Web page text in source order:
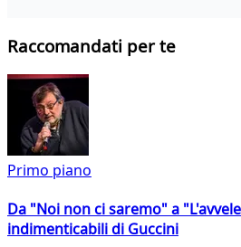
Raccomandati per te
Primo piano
Da "Noi non ci saremo" a
indimenticabili di Guccini